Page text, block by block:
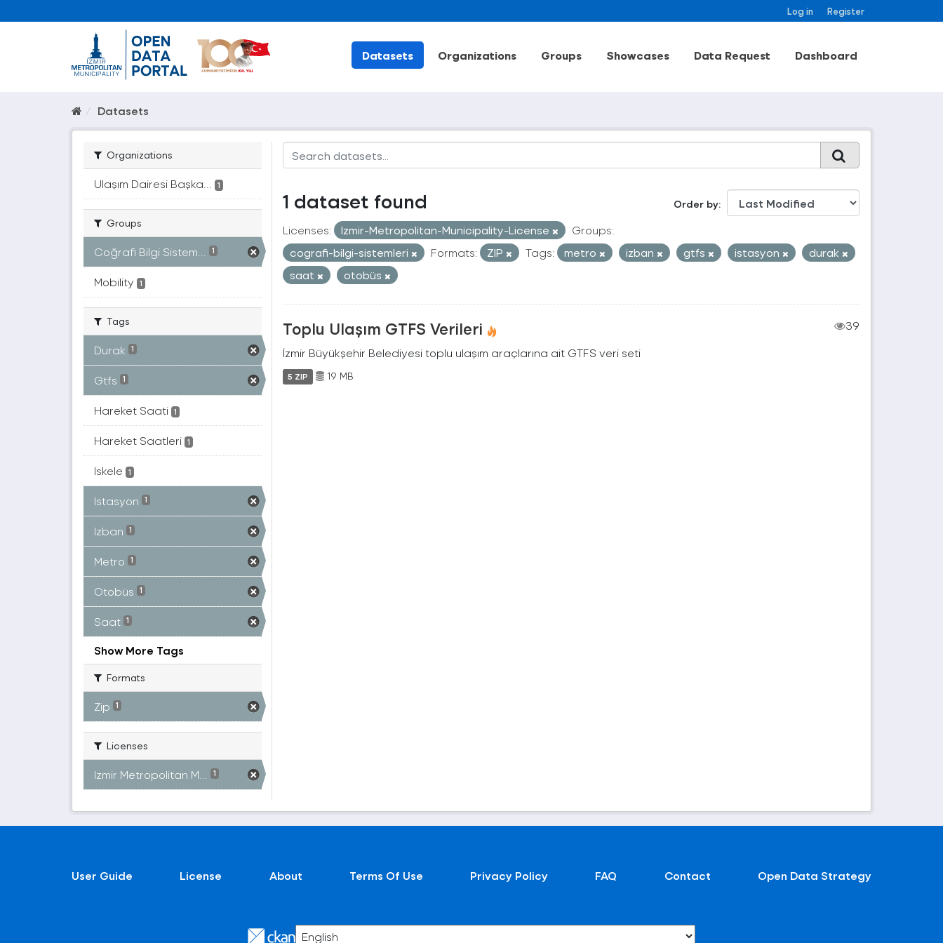
Log in Register
Datasets Organizations Groups Showcases Data Request Dashboard
Datasets
Organizations
Ulaşım Dairesi Başka... 1
Groups
Coğrafi Bilgi Sistem... 1
Mobility 1
Tags
Durak 1
Gtfs 1
Hareket Saati 1
Hareket Saatleri 1
Iskele 1
Istasyon 1
Izban 1
Metro 1
Otobüs 1
Saat 1
Show More Tags
Formats
Zip 1
Licenses
Izmir Metropolitan M... 1
Order by
1 dataset found
Licenses: Izmir-Metropolitan-Municipality-License
Groups:
cografi-bilgi-sistemleri
Formats: ZIP Tags: metro izban gtfs istasyon
durak
saat
otobüs
Toplu Ulaşım GTFS Verileri
39
İzmir Büyükşehir Belediyesi toplu ulaşım araçlarına ait GTFS veri seti
5 ZIP 19 MB
User Guide License About Terms Of Use Privacy Policy FAQ Contact Open Data Strategy